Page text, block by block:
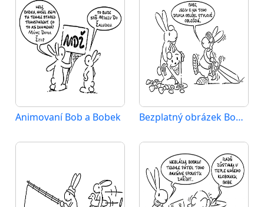
Animovaní Bob a Bobek Bezplatný obrázek Bob a Bobek